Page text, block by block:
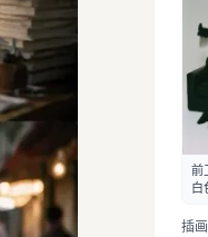
前
白
插